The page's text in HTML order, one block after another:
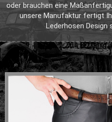
oder brauchen eine
unsere Manufaktur fertigt
Lederhosen Design